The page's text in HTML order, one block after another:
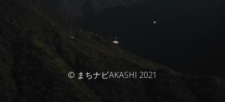
© まちナビAKASHI 2021